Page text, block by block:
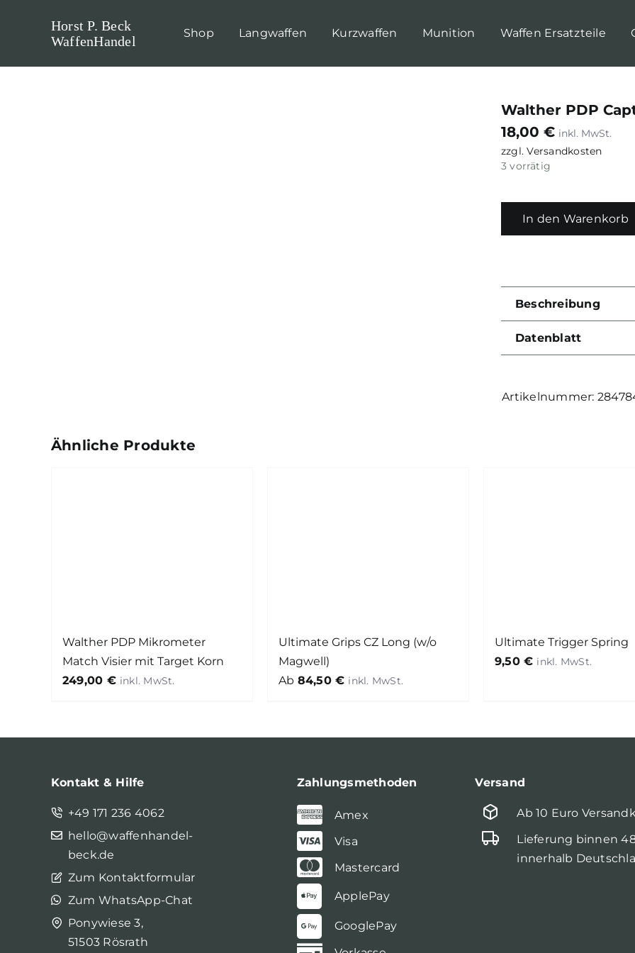
Horst P. Beck
WaffenHandel
Shop Langwaffen Kurzwaffen Munition Waffen Ersatzteile
Walther PDP
18,00 €
zzgl.Versandkosten
3 vorrätig
In den Warenkorb
Beschreibung
Datenblatt
Ähnliche Produkte
Walther PDP Mikrometer
Match Visier mit Target Korn
249,00 €
Ultimate Grips CZ Long (w/o
Magwell)
Ab 84,50€
Ultimate Trigger Spring
9,50€
Kontakt & Hilfe
+49 171 236 4062
hello@waffenhandel-
beck.de
Zum Kontaktformular
Zum WhatsApp-Chat
Ponywiese 3,
51503 Rösrath
Zahlungsmethoden
Amex
Visa
Mastercard
ApplePay
GooglePay
Versand
Ab 10 Euro
Lieferung binnen
innerhalb